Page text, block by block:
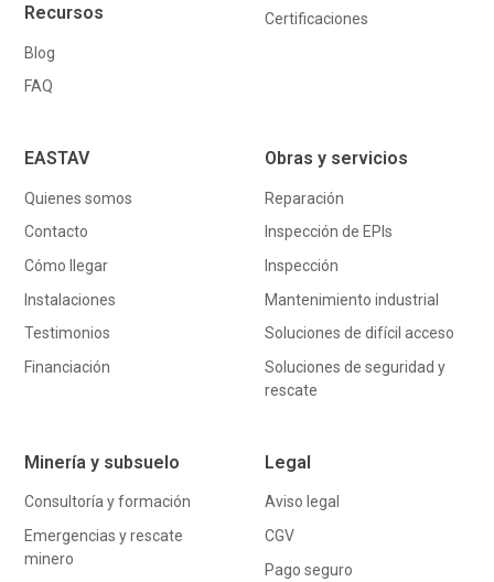
Recursos
Blog
FAQ
Certificaciones
EASTAV
Quienes somos
Contacto
Cómo llegar
Instalaciones
Testimonios
Financiación
Obras y servicios
Reparación
Inspección de EPIs
Inspección
Mantenimiento industrial
Soluciones de difícil acceso
Soluciones de seguridad y
rescate
Minería y subsuelo
Consultoría y formación
Emergencias y rescate
minero
Legal
Aviso legal
CGV
Pago seguro